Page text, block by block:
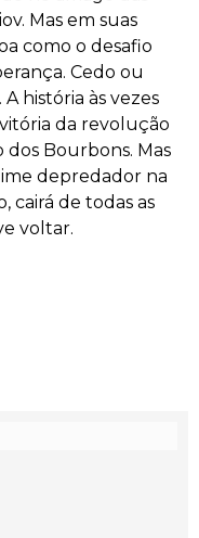
Mas em suas
como o desafio
Cedo ou
história às vezes
da revolução
Bourbons. Mas
depredador na
cairá de todas as
voltar.